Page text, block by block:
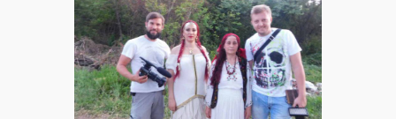
Vrăjitoarea
Morgana,
maestra
magiei
negre